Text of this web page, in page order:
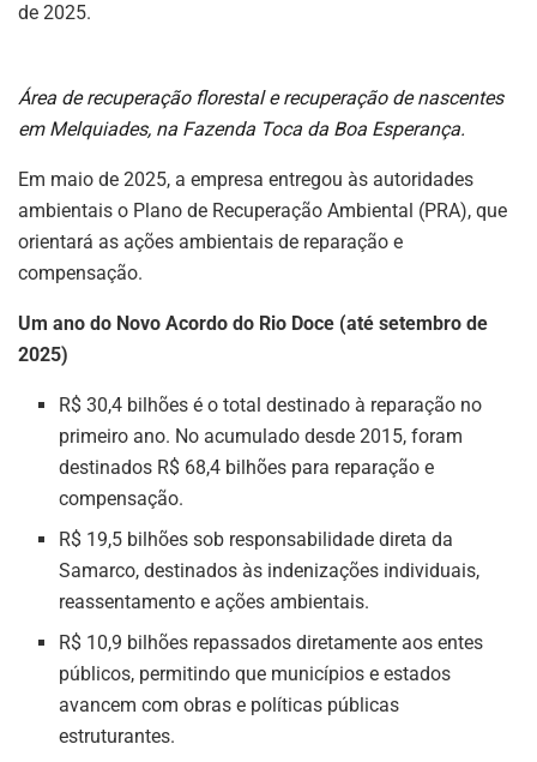
de 2025.
Área de recuperação florestal e recuperação de nascentes
em Melquiades, na Fazenda Toca da Boa Esperança.
Em maio de 2025, a empresa entregou às autoridades
ambientais o Plano de Recuperação Ambiental (PRA), que
orientará as ações ambientais de reparação e
compensação.
Um ano do Novo Acordo do Rio Doce (até setembro de
2025)
R$ 30,4 bilhões é o total destinado à reparação no
primeiro ano. No acumulado desde 2015, foram
destinados R$ 68,4 bilhões para reparação e
compensação.
R$ 19,5 bilhões sob responsabilidade direta da
Samarco, destinados às indenizações individuais,
reassentamento e ações ambientais.
R$ 10,9 bilhões repassados diretamente aos entes
públicos, permitindo que municípios e estados
avancem com obras e políticas públicas
estruturantes.